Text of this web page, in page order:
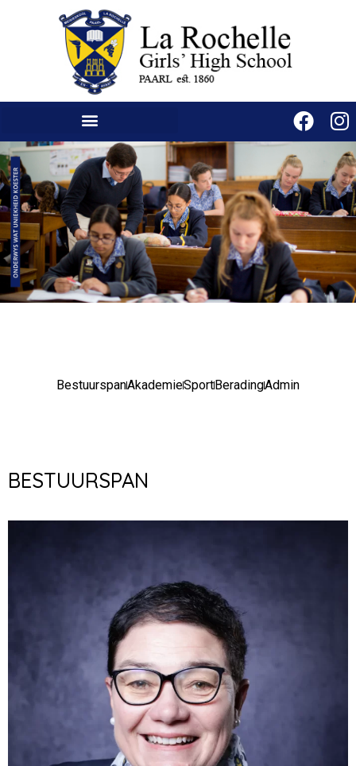
BestuurspanAkademieSportBeradingAdmin
BESTUURSPAN